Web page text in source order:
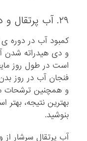
۲۹. آب پرتقال و درمان آنفلوآنزا
کمبود آب در دوره
و دی هیدراته شدن
فنجان آب در روز
و همچنین ترشحات
بهترین نتیجه،
بنوشید.